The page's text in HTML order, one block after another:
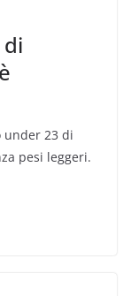
under 23 di
pesi leggeri.